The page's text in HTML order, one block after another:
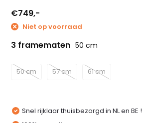
€749,-
Niet op voorraad
3 framematen 50 cm
50 cm 57 cm 61 cm
Snel rijklaar thuisbezorgd in NL en BE !